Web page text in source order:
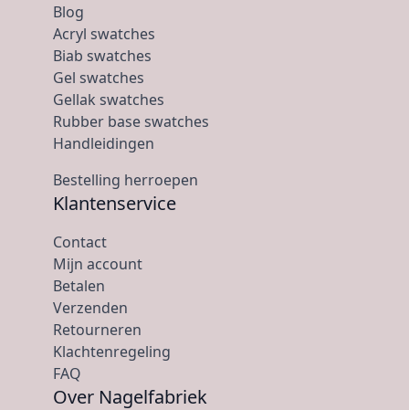
Blog
Acryl swatches
Biab swatches
Gel swatches
Gellak swatches
Rubber base swatches
Handleidingen
Bestelling herroepen
Klantenservice
Contact
Mijn account
Betalen
Verzenden
Retourneren
Klachtenregeling
FAQ
Over Nagelfabriek